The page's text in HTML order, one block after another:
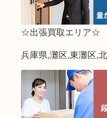
☆出張買取エリア☆
兵庫県,灘区,東灘区,